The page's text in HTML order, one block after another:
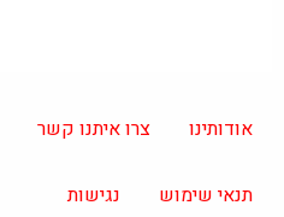
אודותינו צרו איתנו קשר
תנאי שימוש נגישות